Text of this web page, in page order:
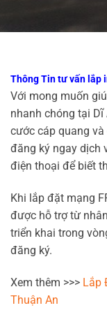
Thông Tin tư vấn lắp
Với mong muốn
nhanh chóng tại Dĩ
cước cáp quang
đăng ký ngay dịch
điện thoại để biết
Khi lắp đặt mạng
được hỗ trợ từ
triển khai trong
đăng ký.
Xem thêm >>> Lắp
Thuận An